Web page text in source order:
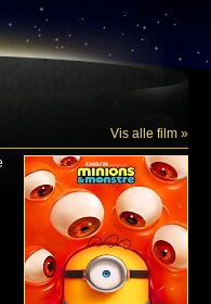
Vis alle film »